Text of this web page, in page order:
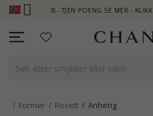
- TJEN POENG SE MER - KLIKK HER
Former Rosett Anheng